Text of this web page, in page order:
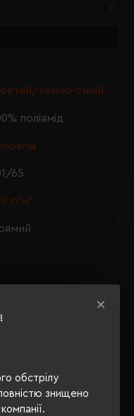
обстрілу
знищено
темно-синій
поліамід
65
г/м²